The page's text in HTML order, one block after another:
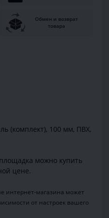
Обмен и возврат
товара
(комплект), 100 мм, ПВХ,
можно купить
цене.
интернет-магазина может
от настроек вашего